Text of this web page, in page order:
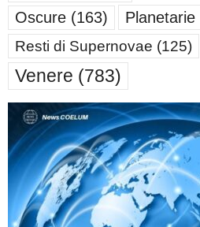
Oscure (163) Planetarie
Resti di Supernovae (125)
Venere (783)